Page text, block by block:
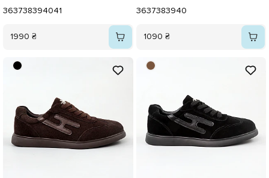
363738394041
1990 ₴
3637383940
1090 ₴